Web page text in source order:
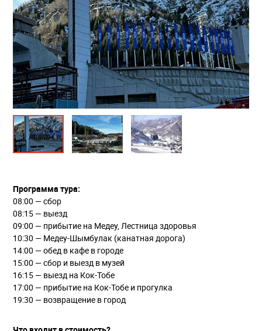
Программа тура:
08:00 — сбор
08:15 — выезд
09:00 — прибытие на Медеу, Лестница здоровья
10:30 — Медеу-Шымбулак (канатная дорога)
14:00 — обед в кафе в городе
15:00 — сбор и выезд в музей
16:15 — выезд на Кок-Тобе
17:00 — прибытие на Кок-Тобе и прогулка
19:30 — возвращение в город